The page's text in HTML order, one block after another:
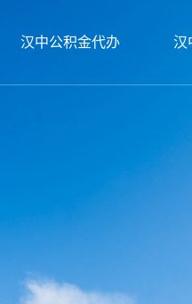
汉中公积金代办 汉